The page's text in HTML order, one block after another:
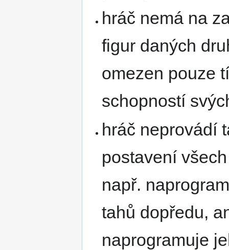
hráč nemá na
figur daných
omezen pouze
schopností
hráč neprovádí
postavení
např.
tahů dopředu,
naprogramuje